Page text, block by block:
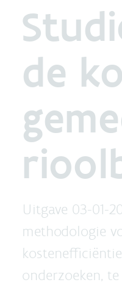
de
Uitgave 03-01-
methodologie
onderzoeken,